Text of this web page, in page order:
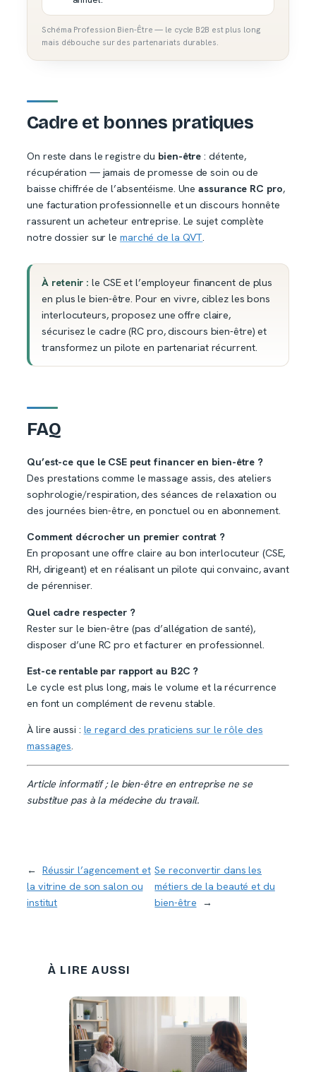
Schéma Profession Bien-Être — le cycle B2B est plus long
mais débouche sur des partenariats durables.
Cadre et bonnes pratiques
On reste dans le registre du bien-être : détente,
récupération — jamais de promesse de soin ou de
baisse chiffrée de l’absentéisme. Uneassurance RC pro,
une facturation professionnelle et un discours honnête
rassurent un acheteur entreprise. Le sujet complète
notre dossier sur le marché de la QVT
À retenir : le CSE et l’employeur financent de plus
en plus le bien-être. Pour en vivre, ciblez les bons
interlocuteurs, proposez une offre claire,
sécurisez le cadre (RC pro, discours bien-être) et
transformez un pilote en partenariat récurrent.
FAQ
Qu’est-ce que le CSE peut financer en bien-être ?
Des prestations comme le massage assis, des ateliers
sophrologie/respiration, des séances de relaxation ou
des journées bien-être, en ponctuel ou en abonnement.
Comment décrocher un premier contrat ?
En proposant une offre claire au bon interlocuteur (CSE,
RH, dirigeant) et en réalisant un pilote qui convainc, avant
de pérenniser.
Quel cadre respecter ?
Rester sur le bien-être (pas d’allégation de santé),
disposer d’une RC pro et facturer en professionnel.
Est-ce rentable par rapport au B2C ?
Le cycle est plus long, mais le volume et la récurrence
en font un complément de revenu stable.
À lire aussi : le regard des praticiens sur le rôle des
massages.
Article informatif ; le bien-être en entreprise ne se
substitue pas à la médecine du travail.
← Réussir l’agencement et
la vitrine de son salon ou
institut
Se reconvertir dans les
métiers de la beauté et du
bien-être
→
À LIRE AUSSI